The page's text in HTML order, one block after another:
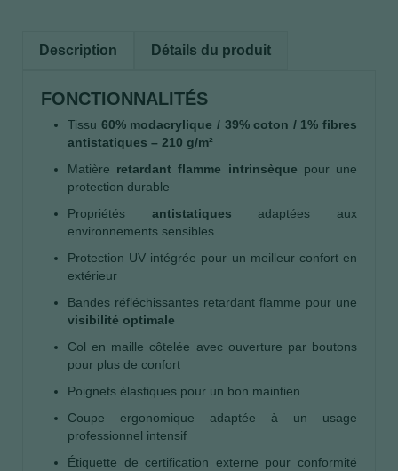
Description Détails du produit
FONCTIONNALITÉS
Tissu 60% modacrylique / 39% coton / 1% fibres
antistatiques – 210 g/m²
Matière retardant flamme intrinsèque pour une
protection durable
Propriétés antistatiques adaptées aux
environnements sensibles
Protection UV intégrée pour un meilleur confort en
extérieur
Bandes réfléchissantes retardant flamme pour une
visibilité optimale
Col en maille côtelée avec ouverture par boutons
pour plus de confort
Poignets élastiques pour un bon maintien
Coupe ergonomique adaptée à un usage
professionnel intensif
Étiquette de certification externe pour conformité